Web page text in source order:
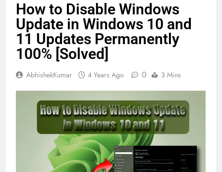
How to Disable Windows
Update in Windows 10 and
11 Updates Permanently
100% [Solved]
AbhishekKumar 4 Years Ago 0 3 Mins